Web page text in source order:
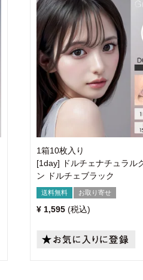
1箱10枚入り
[1day] ドルチェナチュラル
ン ドルチェブラック
送料無料 お取り寄せ
¥ 1,595 税込